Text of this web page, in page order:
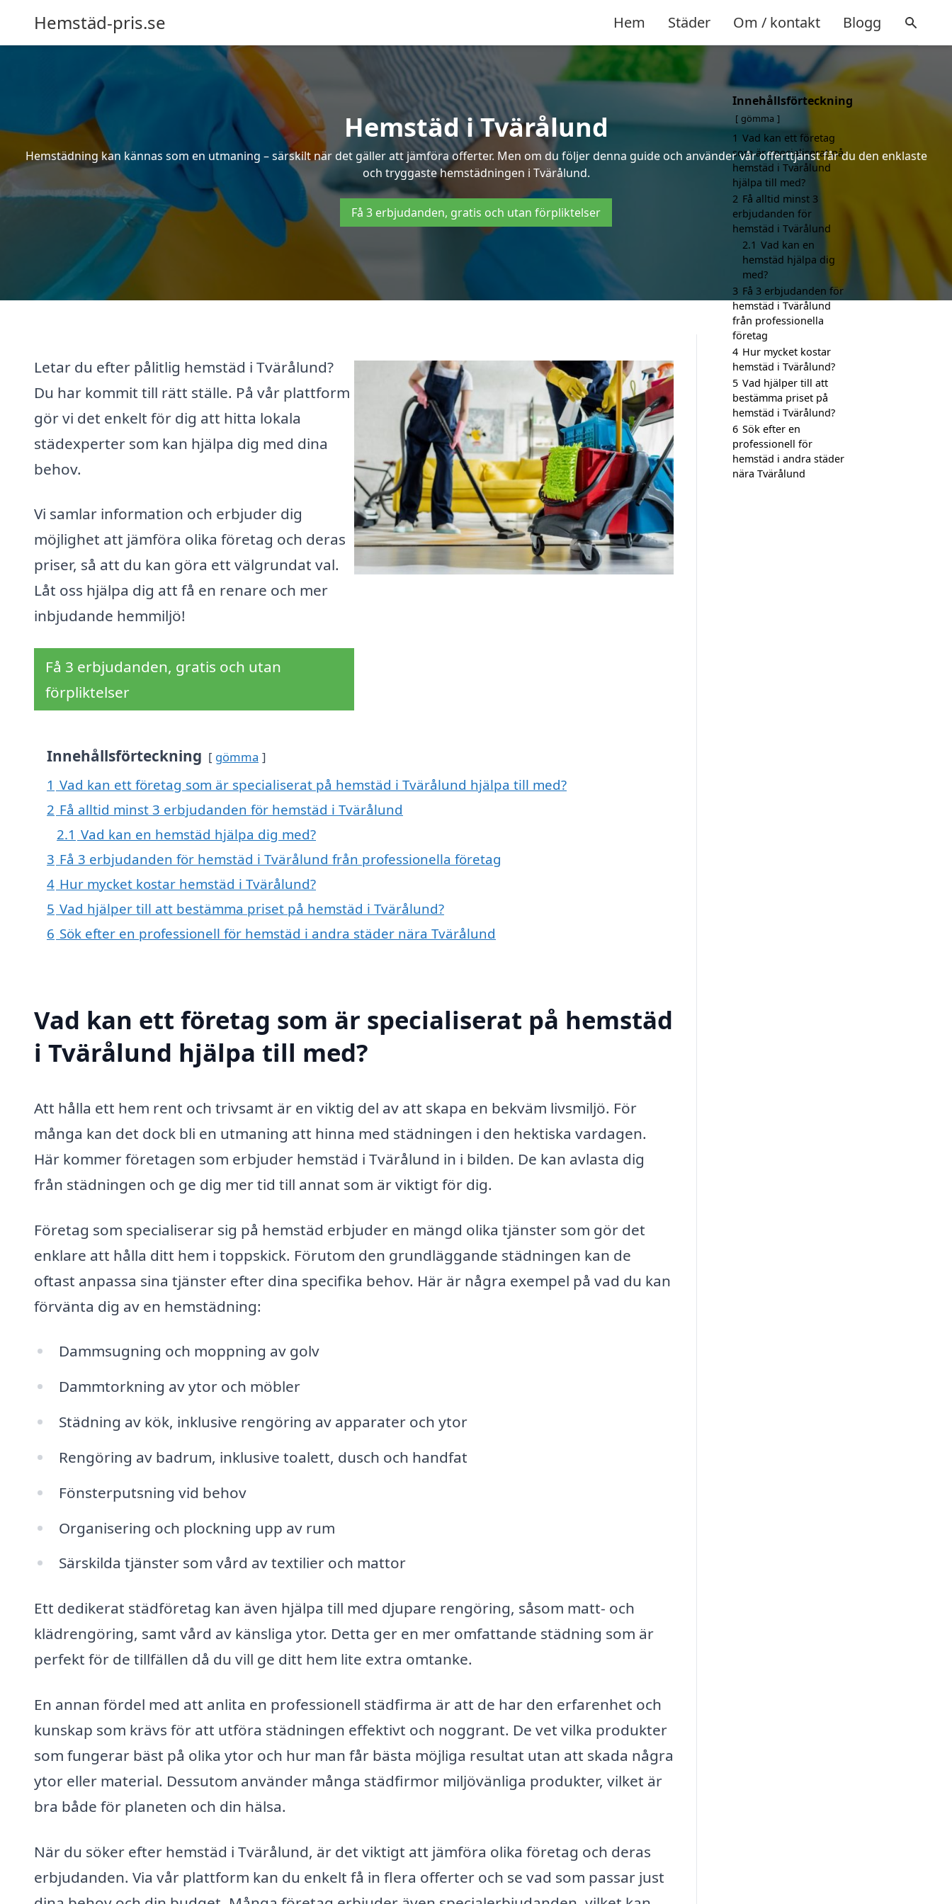
Hemstäd-pris.se Hem Städer Om / kontakt Blogg
Hemstäd i Tvärålund
Hemstädning kan kännas som en utmaning – särskilt när det gäller att jämföra offerter. Men om du följer denna guide och använder vår offerttjänst får du den enklaste
och tryggaste hemstädningen i Tvärålund.
Få 3 erbjudanden, gratis och utan förpliktelser
Letar du efter pålitlig hemstäd i Tvärålund?
Du har kommit till rätt ställe. På vår plattform
gör vi det enkelt för dig att hitta lokala
städexperter som kan hjälpa dig med dina
behov.
Vi samlar information och erbjuder dig
möjlighet att jämföra olika företag och deras
priser, så att du kan göra ett välgrundat val.
Låt oss hjälpa dig att få en renare och mer
inbjudande hemmiljö!
Få 3 erbjudanden, gratis och utan
förpliktelser
Innehållsförteckning gömma
1 Vad kan ett företag som är specialiserat på hemstäd i Tvärålund hjälpa till med?
2 Få alltid minst 3 erbjudanden för hemstäd i Tvärålund
2.1 Vad kan en hemstäd hjälpa dig med?
3 Få 3 erbjudanden för hemstäd i Tvärålund från professionella företag
4 Hur mycket kostar hemstäd i Tvärålund?
5 Vad hjälper till att bestämma priset på hemstäd i Tvärålund?
6 Sök efter en professionell för hemstäd i andra städer nära Tvärålund
Vad kan ett företag som är specialiserat på hemstäd
i Tvärålund hjälpa till med?
Att hålla ett hem rent och trivsamt är en viktig del av att skapa en bekväm livsmiljö. För
många kan det dock bli en utmaning att hinna med städningen i den hektiska vardagen.
Här kommer företagen som erbjuder hemstäd i Tvärålund in i bilden. De kan avlasta dig
från städningen och ge dig mer tid till annat som är viktigt för dig.
Företag som specialiserar sig på hemstäd erbjuder en mängd olika tjänster som gör det
enklare att hålla ditt hem i toppskick. Förutom den grundläggande städningen kan de
oftast anpassa sina tjänster efter dina specifika behov. Här är några exempel på vad du kan
förvänta dig av en hemstädning:
Dammsugning och moppning av golv
Dammtorkning av ytor och möbler
Städning av kök, inklusive rengöring av apparater och ytor
Rengöring av badrum, inklusive toalett, dusch och handfat
Fönsterputsning vid behov
Organisering och plockning upp av rum
Särskilda tjänster som vård av textilier och mattor
Ett dedikerat städföretag kan även hjälpa till med djupare rengöring, såsom matt- och
klädrengöring, samt vård av känsliga ytor. Detta ger en mer omfattande städning som är
perfekt för de tillfällen då du vill ge ditt hem lite extra omtanke.
En annan fördel med att anlita en professionell städfirma är att de har den erfarenhet och
kunskap som krävs för att utföra städningen effektivt och noggrant. De vet vilka produkter
som fungerar bäst på olika ytor och hur man får bästa möjliga resultat utan att skada några
ytor eller material. Dessutom använder många städfirmor miljövänliga produkter, vilket är
bra både för planeten och din hälsa.
När du söker efter hemstäd i Tvärålund, är det viktigt att jämföra olika företag och deras
erbjudanden. Via vår plattform kan du enkelt få in flera offerter och se vad som passar just
Innehållsförteckning
gömma
1 Vad kan ett företag
som är specialiserat på
hemstäd i Tvärålund
hjälpa till med?
2 Få alltid minst 3
erbjudanden för
hemstäd i Tvärålund
2.1 Vad kan en
hemstäd hjälpa dig
med?
3 Få 3 erbjudanden för
hemstäd i Tvärålund
från professionella
företag
4 Hur mycket kostar
hemstäd i Tvärålund?
5 Vad hjälper till att
bestämma priset på
hemstäd i Tvärålund?
6 Sök efter en
professionell för
hemstäd i andra städer
nära Tvärålund